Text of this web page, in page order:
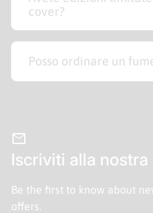
cover?
Posso ordinare un
mail
Iscriviti alla
Be the first to know about
offers.